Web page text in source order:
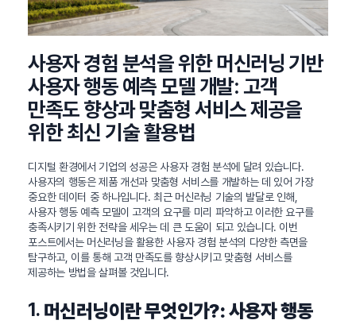
사용자 경험 분석을 위한 머신러닝 기반
사용자 행동 예측 모델 개발: 고객
만족도 향상과 맞춤형 서비스 제공을
위한 최신 기술 활용법
디지털 환경에서 기업의 성공은 사용자 경험 분석에 달려 있습니다.
사용자의 행동은 제품 개선과 맞춤형 서비스를 개발하는 데 있어 가장
중요한 데이터 중 하나입니다. 최근 머신러닝 기술의 발달로 인해,
사용자 행동 예측 모델이 고객의 요구를 미리 파악하고 이러한 요구를
충족시키기 위한 전략을 세우는 데 큰 도움이 되고 있습니다. 이번
포스트에서는 머신러닝을 활용한 사용자 경험 분석의 다양한 측면을
탐구하고, 이를 통해 고객 만족도를 향상시키고 맞춤형 서비스를
제공하는 방법을 살펴볼 것입니다.
1. 머신러닝이란 무엇인가?: 사용자 행동